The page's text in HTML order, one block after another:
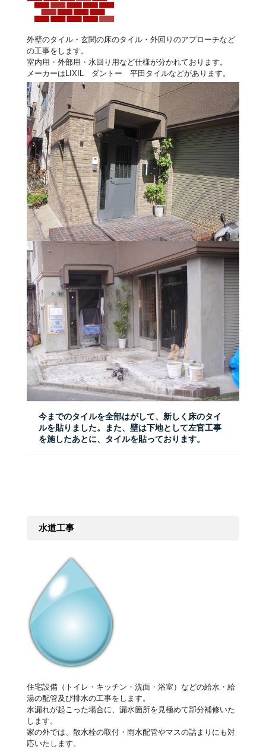
外壁のタイル・玄関の床のタイル・外回りのアプローチなど
の工事をします。
室内用・外部用・水回り用など仕様が分かれております。
メーカーはLIXIL ダントー 平田タイルなどがあります。
今までのタイルを全部はがして、新しく床のタイ
ルを貼りました。また、壁は下地として左官工事
を施したあとに、タイルを貼っております。
水道工事
住宅設備（トイレ・キッチン・洗面・浴室）などの給水・給
湯の配管及び排水の工事をします。
水漏れが起こった場合に、漏水箇所を見極めて部分補修いた
します。
家の外では、散水栓の取付・雨水配管やマスの詰まりにも対
応いたします。